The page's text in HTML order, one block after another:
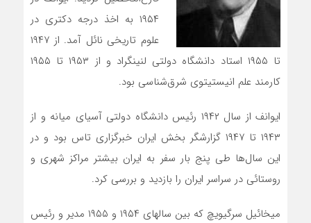
۱۹۵۴ به اخذ درجه دکتری در
علوم تاریخی نائل آمد‌. از ۱۹۴۷
تا ۱۹۵۵ استاد دانشگاه دولتی لنینگراد و از ۱۹۵۳ تا ۱۹۵۵
کارمند علم‌ انیستیتوی شرق‌شناسی بود.
ایوانف از سال ۱۹۴۲ رئیس دانشگاه دولتی آسیای میانه‌ و از
۱۹۴۳ تا ۱۹۴۷ گزارشگر بخش ایران خبر‌گزاری تاس بود و در
این سال‌ها طی پنج بار سفر به ایران بیشتر مراکز شهری و
روستائی در سراسر ایران را بازدید و بررسی کرد.
میخائیل سرگیویچ که بین سالهای ۱۹۵۴ و ۱۹۵۵ مدیر و رئیس